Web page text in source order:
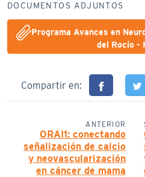
DOCUMENTOS ADJUNTOS
Programa Avances en
del Rocío -
Compartir en:
ANTERIOR
ORAI1: conectando
señalización de calcio
y neovascularización
en cáncer de mama